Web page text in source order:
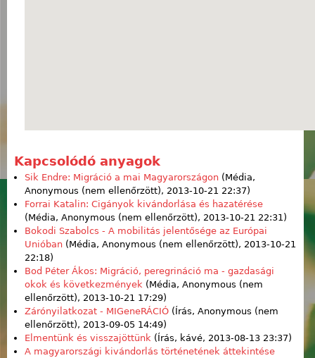
Kapcsolódó anyagok
Sik Endre: Migráció a mai Magyarországon (Média,
Anonymous (nem ellenőrzött), 2013-10-21 22:37)
Forrai Katalin: Cigányok kivándorlása és hazatérése
(Média, Anonymous (nem ellenőrzött), 2013-10-21 22:31)
Bokodi Szabolcs - A mobilitás jelentősége az Európai
Unióban (Média, Anonymous (nem ellenőrzött), 2013-10-21
22:18)
Bod Péter Ákos: Migráció, peregrináció ma - gazdasági
okok és következmények (Média, Anonymous (nem
ellenőrzött), 2013-10-21 17:29)
Zárónyilatkozat - MIGeneRÁCIÓ (Írás, Anonymous (nem
ellenőrzött), 2013-09-05 14:49)
Elmentünk és visszajöttünk (Írás, kávé, 2013-08-13 23:37)
A magyarországi kivándorlás történetének áttekintése